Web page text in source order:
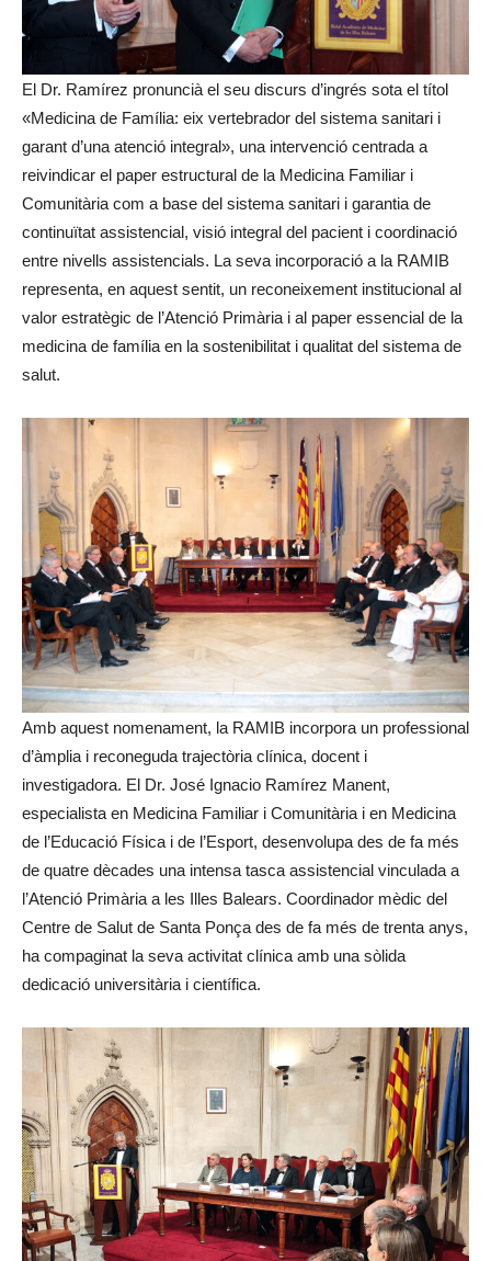
El Dr. Ramírez pronuncià el seu discurs d’ingrés sota el títol
«Medicina de Família: eix vertebrador del sistema sanitari i
garant d’una atenció integral», una intervenció centrada a
reivindicar el paper estructural de la Medicina Familiar i
Comunitària com a base del sistema sanitari i garantia de
continuïtat assistencial, visió integral del pacient i coordinació
entre nivells assistencials. La seva incorporació a la RAMIB
representa, en aquest sentit, un reconeixement institucional al
valor estratègic de l’Atenció Primària i al paper essencial de la
medicina de família en la sostenibilitat i qualitat del sistema de
salut.
Amb aquest nomenament, la RAMIB incorpora un professional
d’àmplia i reconeguda trajectòria clínica, docent i
investigadora. El Dr. José Ignacio Ramírez Manent,
especialista en Medicina Familiar i Comunitària i en Medicina
de l’Educació Física i de l’Esport, desenvolupa des de fa més
de quatre dècades una intensa tasca assistencial vinculada a
l’Atenció Primària a les Illes Balears. Coordinador mèdic del
Centre de Salut de Santa Ponça des de fa més de trenta anys,
ha compaginat la seva activitat clínica amb una sòlida
dedicació universitària i científica.